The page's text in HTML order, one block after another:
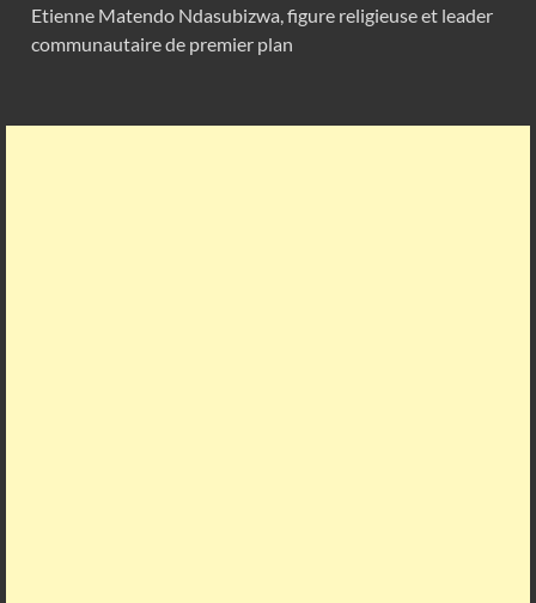
Etienne Matendo Ndasubizwa, figure religieuse et leader
communautaire de premier plan